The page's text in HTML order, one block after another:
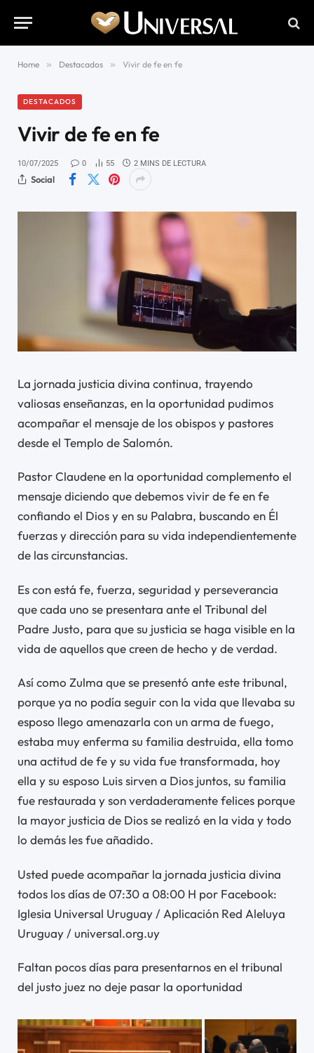
Home » Destacados » Vivir de fe en fe
DESTACADOS
Vivir de fe en fe
10/07/2025 0 55 2 MINS DE LECTURA
Social
La jornada justicia divina continua, trayendo
valiosas enseñanzas, en la oportunidad pudimos
acompañar el mensaje de los obispos y pastores
desde el Templo de Salomón.
Pastor Claudene en la oportunidad complemento el
mensaje diciendo que debemos vivir de fe en fe
confiando el Dios y en su Palabra, buscando en Él
fuerzas y dirección para su vida independientemente
de las circunstancias.
Es con está fe, fuerza, seguridad y perseverancia
que cada uno se presentara ante el Tribunal del
Padre Justo, para que su justicia se haga visible en la
vida de aquellos que creen de hecho y de verdad.
Así como Zulma que se presentó ante este tribunal,
porque ya no podía seguir con la vida que llevaba su
esposo llego amenazarla con un arma de fuego,
estaba muy enferma su familia destruida, ella tomo
una actitud de fe y su vida fue transformada, hoy
ella y su esposo Luis sirven a Dios juntos, su familia
fue restaurada y son verdaderamente felices porque
la mayor justicia de Dios se realizó en la vida y todo
lo demás les fue añadido.
Usted puede acompañar la jornada justicia divina
todos los días de 07:30 a 08:00 H por Facebook:
Iglesia Universal Uruguay / Aplicación Red Aleluya
Uruguay / universal.org.uy
Faltan pocos días para presentarnos en el tribunal
del justo juez no deje pasar la oportunidad